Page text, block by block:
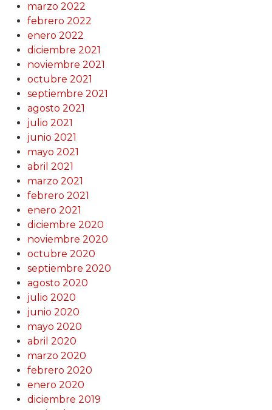
marzo 2022
febrero 2022
enero 2022
diciembre 2021
noviembre 2021
octubre 2021
septiembre 2021
agosto 2021
julio 2021
junio 2021
mayo 2021
abril 2021
marzo 2021
febrero 2021
enero 2021
diciembre 2020
noviembre 2020
octubre 2020
septiembre 2020
agosto 2020
julio 2020
junio 2020
mayo 2020
abril 2020
marzo 2020
febrero 2020
enero 2020
diciembre 2019